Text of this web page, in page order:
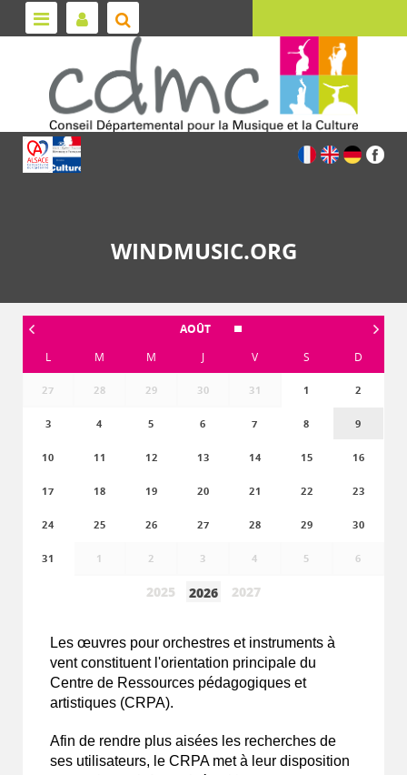
WINDMUSIC.ORG
AOÛT
L
M M J V S D
27 28 29 30 31 1 2
3 4 5 6 7 8 9
10 11 12 13 14 15 16
17 18 19 20 21 22 23
24 25 26 27 28 29 30
31 1 2 3 4 5 6
2025 2026 2027
Les œuvres pour orchestres et instruments à
vent constituent l'orientation principale du
Centre de Ressources pédagogiques et
artistiques (CRPA).
Afin de rendre plus aisées les recherches de
ses utilisateurs, le CRPA met à leur disposition